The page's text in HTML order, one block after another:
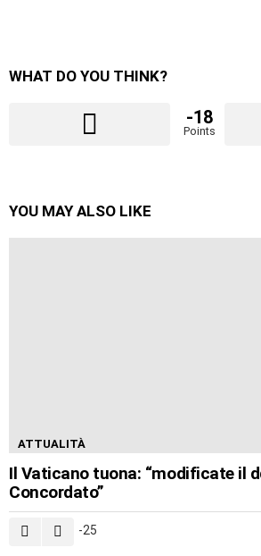
WHAT DO YOU THINK?
-18
Points
YOU MAY ALSO LIKE
ATTUALITÀ
Il Vaticano tuona: “modificate il
Concordato”
-25